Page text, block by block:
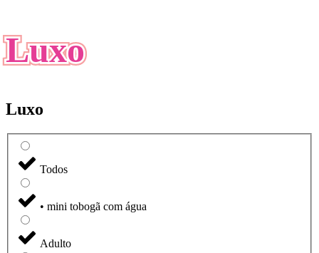
Luxo
Luxo
Todos
• mini tobogã com água
Adulto